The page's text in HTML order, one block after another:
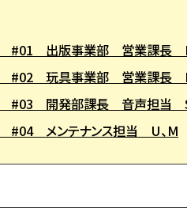
#01 出版事業部 営業課長
#02 玩具事業部 営業課長
#03 開発部課長 音声担当
#04 メンテナンス担当 U、M